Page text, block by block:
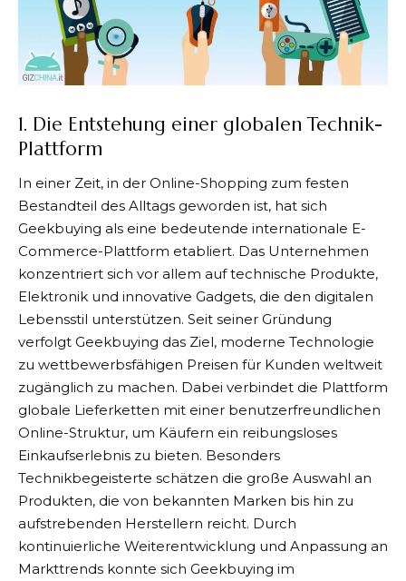
1. Die Entstehung einer globalen Technik-
Plattform
In einer Zeit, in der Online-Shopping zum festen
Bestandteil des Alltags geworden ist, hat sich
Geekbuying als eine bedeutende internationale E-
Commerce-Plattform etabliert. Das Unternehmen
konzentriert sich vor allem auf technische Produkte,
Elektronik und innovative Gadgets, die den digitalen
Lebensstil unterstützen. Seit seiner Gründung
verfolgt Geekbuying das Ziel, moderne Technologie
zu wettbewerbsfähigen Preisen für Kunden weltweit
zugänglich zu machen. Dabei verbindet die Plattform
globale Lieferketten mit einer benutzerfreundlichen
Online-Struktur, um Käufern ein reibungsloses
Einkaufserlebnis zu bieten. Besonders
Technikbegeisterte schätzen die große Auswahl an
Produkten, die von bekannten Marken bis hin zu
aufstrebenden Herstellern reicht. Durch
kontinuierliche Weiterentwicklung und Anpassung an
Markttrends konnte sich Geekbuying im